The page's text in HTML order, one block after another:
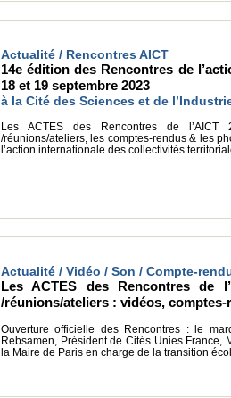
Actualité / Rencontres AICT
14e édition des Rencontres de
18 et 19 septembre 2023
à la Cité des Sciences et de
Les ACTES des Rencontres de l’AICT
/réunions/ateliers, les comptes-rendus & les
l’action internationale des collectivités
Actualité / Vidéo / Son / Compte-
Les ACTES des Rencontres de
/réunions/ateliers : vidéos,
Ouverture officielle des Rencontres : le
Rebsamen, Président de Cités Unies France,
la Maire de Paris en charge de la transition